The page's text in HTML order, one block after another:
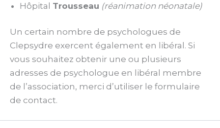
Hôpital Trousseau (réanimation néonatale)
Un certain nombre de psychologues de
Clepsydre exercent également en libéral. Si
vous souhaitez obtenir une ou plusieurs
adresses de psychologue en libéral membre
de l’association, merci d’utiliser le formulaire
de contact.